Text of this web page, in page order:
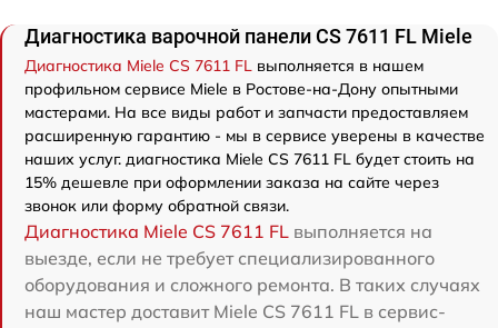
Диагностика варочной панели CS 7611 FL Miele
Диагностика Miele CS 7611 FL выполняется в нашем
профильном сервисе Miele в Ростове-на-Дону опытными
мастерами. На все виды работ и запчасти предоставляем
расширенную гарантию - мы в сервисе уверены в качестве
наших услуг. диагностика Miele CS 7611 FL будет стоить на
15% дешевле при оформлении заказа на сайте через
звонок или форму обратной связи.
Диагностика Miele CS 7611 FL выполняется на
выезде, если не требует специализированного
оборудования и сложного ремонта. В таких случаях
наш мастер доставит Miele CS 7611 FL в сервис-